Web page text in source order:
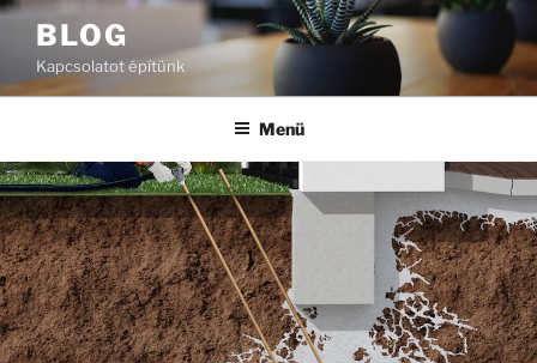
Tartalomhoz
BLOG
Kapcsolatot építünk
Menü